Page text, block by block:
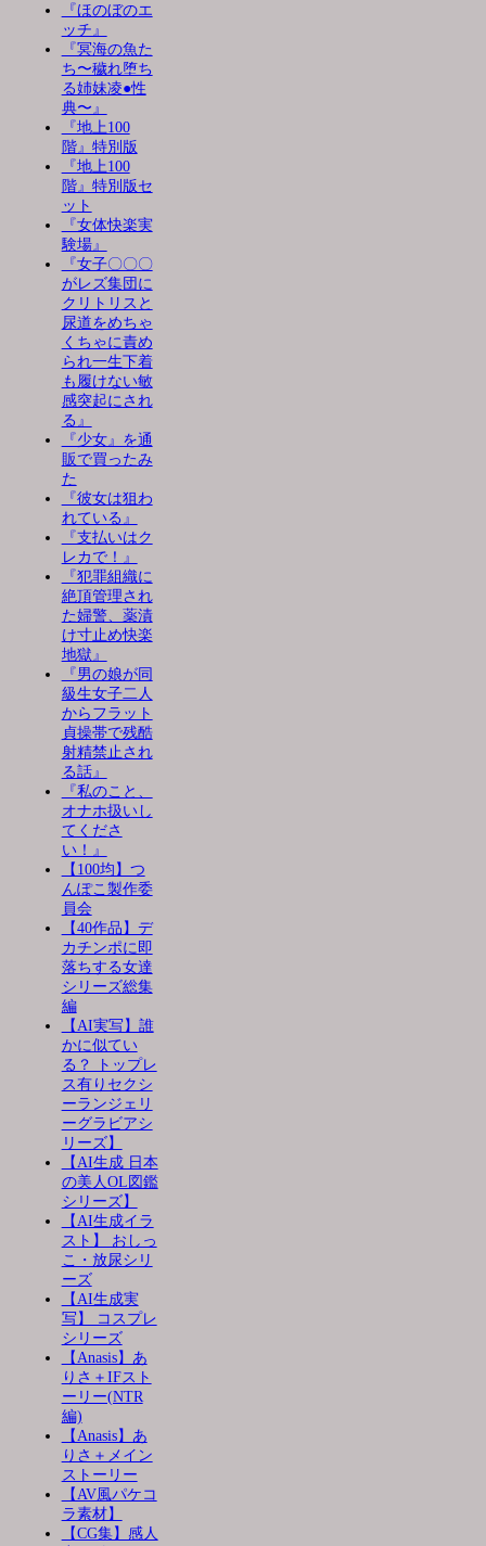
『ほのぼのエ
ッチ』
『冥海の魚た
ち〜穢れ堕ち
る姉妹凌●性
典〜』
『地上100
階』特別版
『地上100
階』特別版セ
ット
『女体快楽実
験場』
『女子〇〇〇
がレズ集団に
クリトリスと
尿道をめちゃ
くちゃに責め
られ一生下着
も履けない敏
感突起にされ
る』
『少女』を通
販で買ったみ
た
『彼女は狙わ
れている』
『支払いはク
レカで！』
『犯罪組織に
絶頂管理され
た婦警、薬漬
け寸止め快楽
地獄』
『男の娘が同
級生女子二人
からフラット
貞操帯で残酷
射精禁止され
る話』
『私のこと、
オナホ扱いし
てくださ
い！』
【100均】つ
んぽこ製作委
員会
【40作品】デ
カチンポに即
落ちする女達
シリーズ総集
編
【AI実写】誰
かに似てい
る？ トップレ
ス有りセクシ
ーランジェリ
ーグラビアシ
リーズ】
【AI生成 日本
の美人OL図鑑
シリーズ】
【AI生成イラ
スト】 おしっ
こ・放尿シリ
ーズ
【AI生成実
写】 コスプレ
シリーズ
【Anasis】あ
りさ＋IFスト
ーリー(NTR
編)
【Anasis】あ
りさ＋メイン
ストーリー
【AV風パケコ
ラ素材】
【CG集】感人